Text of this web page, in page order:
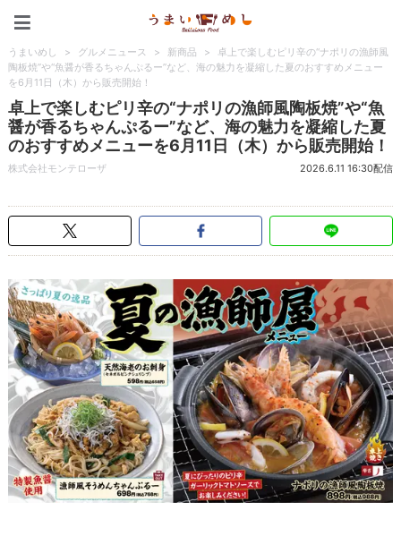
うまいめし > グルメニュース > 新商品 >
卓上で楽しむピリ辛の“ナポリの漁師風
陶板焼”や“魚醤が香るちゃんぷるー”など、海の魅力を凝縮した夏のおすすめメニュー
を6月11日（木）から販売開始！
卓上で楽しむピリ辛の“ナポリの漁師風陶板焼”や“魚
醤が香るちゃんぷるー”など、海の魅力を凝縮した夏
のおすすめメニューを6月11日（木）から販売開始！
株式会社モンテローザ 2026.6.11 16:30配信